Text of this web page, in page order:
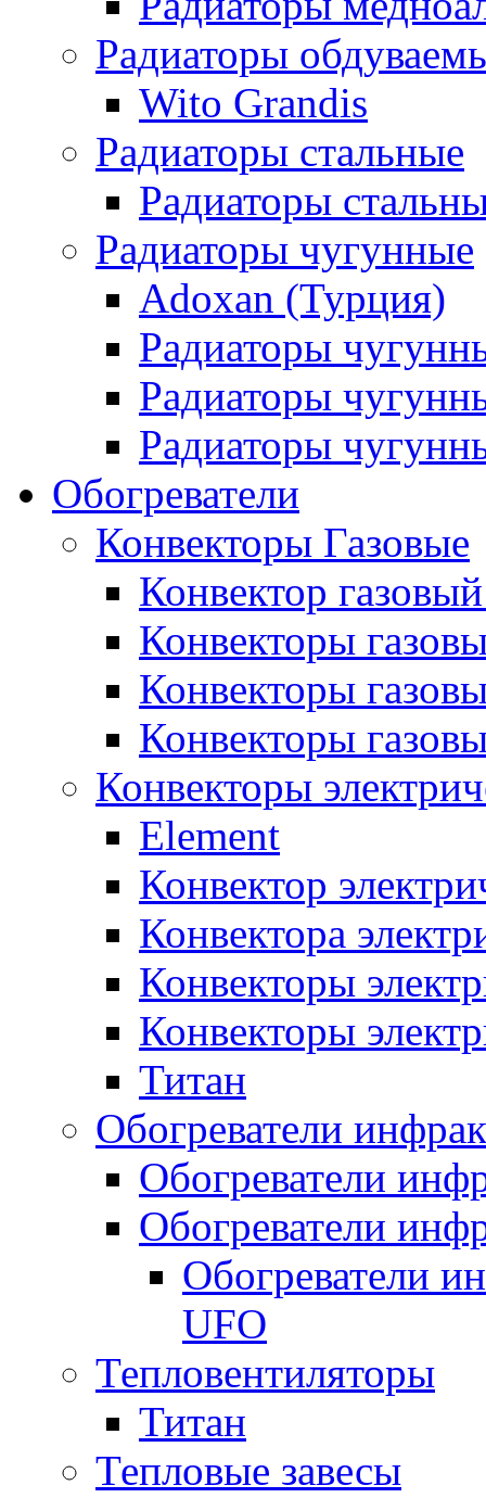
Радиаторы
Wito Grandis
Радиаторы стальные
Радиаторы
Радиаторы чугунные
Adoxan (Турция)
Радиаторы
Радиаторы
Радиаторы
Обогреватели
Конвекторы Газовые
Конвектор
Конвекторы
Конвекторы
Конвекторы
Конвекторы
Element
Конвектор
Конвектора
Конвекторы
Конвекторы
Титан
Обогреватели
Обогреватели
Обогреватели
Обогреватели
UFO
Тепловентиляторы
Титан
Тепловые завесы